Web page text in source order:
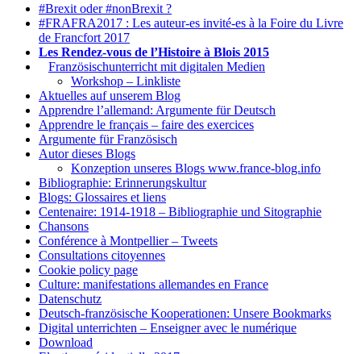
#Brexit oder #nonBrexit ?
#FRAFRA2017 : Les auteur-es invité-es à la Foire du Livre
de Francfort 2017
Les Rendez-vous de l’Histoire à Blois 2015
Französischunterricht mit digitalen Medien
Workshop – Linkliste
Aktuelles auf unserem Blog
Apprendre l’allemand: Argumente für Deutsch
Apprendre le français – faire des exercices
Argumente für Französisch
Autor dieses Blogs
Konzeption unseres Blogs www.france-blog.info
Bibliographie: Erinnerungskultur
Blogs: Glossaires et liens
Centenaire: 1914-1918 – Bibliographie und Sitographie
Chansons
Conférence à Montpellier – Tweets
Consultations citoyennes
Cookie policy page
Culture: manifestations allemandes en France
Datenschutz
Deutsch-französische Kooperationen: Unsere Bookmarks
Digital unterrichten – Enseigner avec le numérique
Download